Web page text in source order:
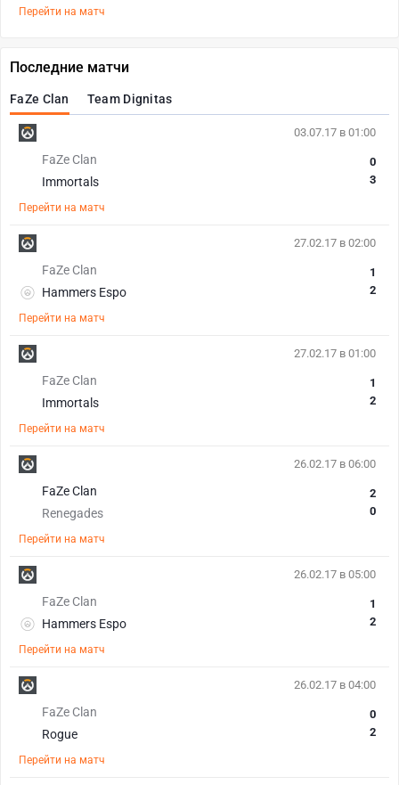
Перейти на матч
Последние матчи
FaZe Clan Team Dignitas
03.07.17 в 01:00
FaZe Clan
Immortals
0
3
Перейти на матч
27.02.17 в 02:00
FaZe Clan
Hammers Espo
1
2
Перейти на матч
27.02.17 в 01:00
FaZe Clan
Immortals
1
2
Перейти на матч
26.02.17 в 06:00
FaZe Clan
Renegades
2
0
Перейти на матч
26.02.17 в 05:00
FaZe Clan
Hammers Espo
1
2
Перейти на матч
26.02.17 в 04:00
FaZe Clan
Rogue
0
2
Перейти на матч